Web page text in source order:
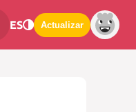
ES Actualizar